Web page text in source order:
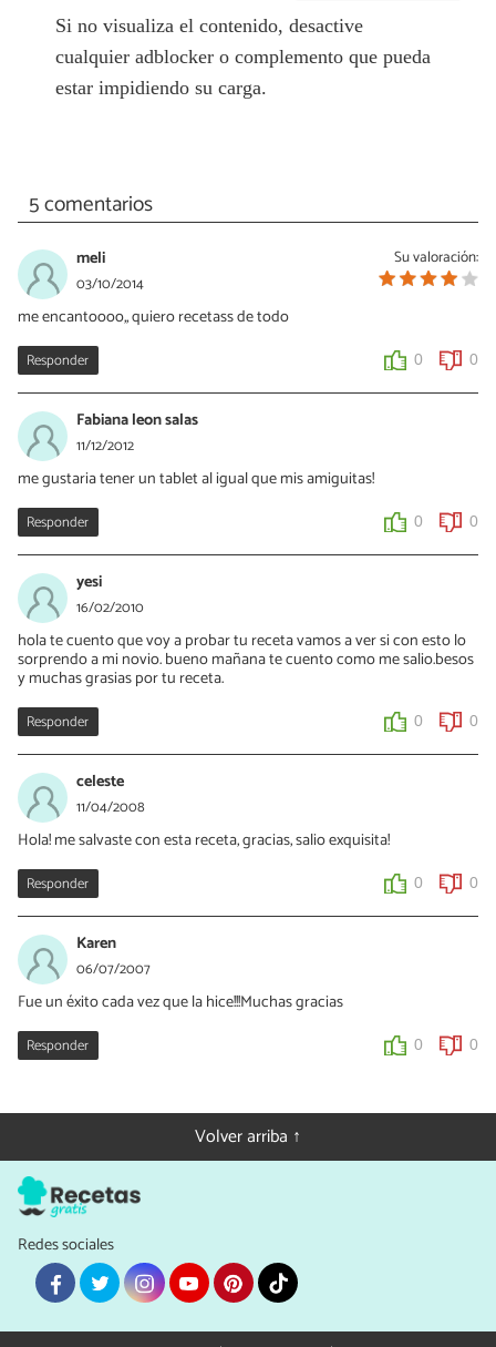
Si no visualiza el contenido, desactive
cualquier adblocker o complemento que pueda
estar impidiendo su carga.
5 comentarios
Su valoración:
meli
03/10/2014
me encantoooo,, quiero recetass de todo
Responder 0 0
Fabiana leon salas
11/12/2012
me gustaria tener un tablet al igual que mis amiguitas!
Responder 0 0
yesi
16/02/2010
hola te cuento que voy a probar tu receta vamos a ver si con esto lo
sorprendo a mi novio. bueno mañana te cuento como me salio.besos
y muchas grasias por tu receta.
Responder 0 0
celeste
11/04/2008
Hola! me salvaste con esta receta, gracias, salio exquisita!
Responder 0 0
Karen
06/07/2007
Fue un éxito cada vez que la hice!!!Muchas gracias
Responder 0 0
Volver arriba ↑
Redes sociales